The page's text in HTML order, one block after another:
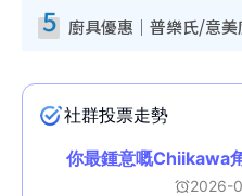
5